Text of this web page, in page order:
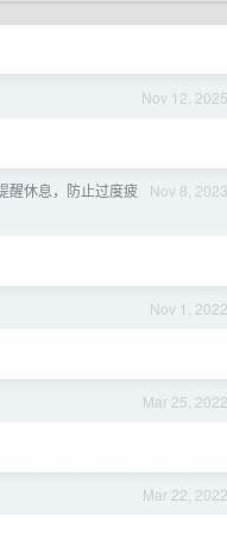
Nov 12, 2025
Nov 8, 2023
醒休息，防止过度疲
Nov 1, 2022
Mar 25, 2022
Mar 22, 2022